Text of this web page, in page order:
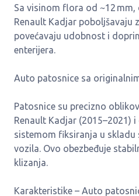
Sa visinom flora od ~12
Renault Kadjar poboljšavaju
povećavaju udobnost i
enterijera.
Auto patosnice sa
Patosnice su precizno
Renault Kadjar (2015–2021)
sistemom fiksiranja u
vozila. Ovo obezbeđuje
klizanja.
Karakteristike – Auto